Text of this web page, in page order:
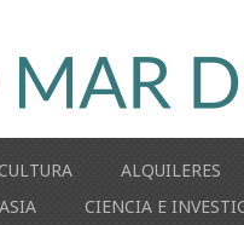
ALQUILERES
ASIA CIENCIA E